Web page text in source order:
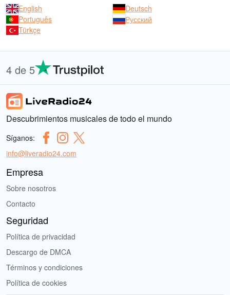
English
Deutsch
Português
Русский
Türkçe
4 de 5
Descubrimientos musicales de todo el mundo
Síganos:
info@liveradio24.com
Empresa
Sobre nosotros
Contacto
Seguridad
Política de privacidad
Descargo de DMCA
Términos y condiciones
Política de cookies